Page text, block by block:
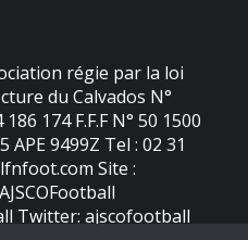
régie par la loi
du Calvados N°
174 F.F.F N° 50 1500
APE 9499Z Tel : 02 31
Site :
Twitter: ajscofootball